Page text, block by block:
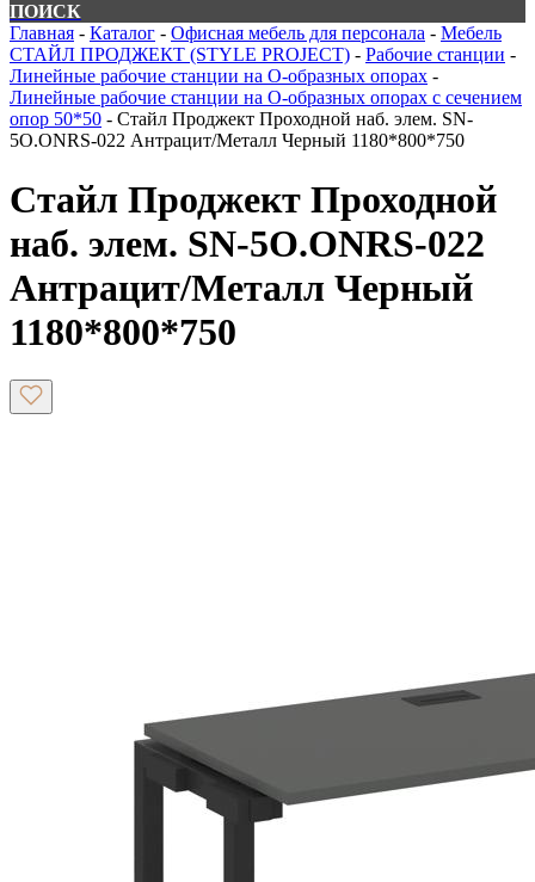
ПОИСК
Главная - Каталог - Офисная мебель для персонала - Мебель
СТАЙЛ ПРОДЖЕКТ (STYLE PROJECT) - Рабочие станции -
Линейные рабочие станции на О-образных опорах -
Линейные рабочие станции на О-образных опорах с сечением
опор 50*50 - Стайл Проджект Проходной наб. элем. SN-
5O.ONRS-022 Антрацит/Металл Черный 1180*800*750
Стайл Проджект Проходной
наб. элем. SN-5O.ONRS-022
Антрацит/Металл Черный
1180*800*750